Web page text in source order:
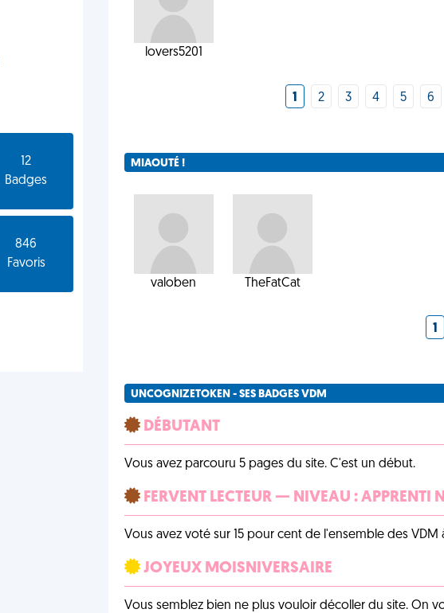
12
Badges
846
Favoris
lovers5201
1 2 3 4 5 6
MIAOUTÉ !
valoben TheFatCat
1
UNCOGNIZETOKEN - SES BADGES VDM
DÉBUTANT
Vous avez parcouru 5 pages du site. C'est un début.
FERVENT LECTEUR — NIVEAU : APPRENTI
Vous avez voté sur 15 pour cent de l'ensemble des VDM
JOYEUX MOISNIVERSAIRE
Vous semblez bien ne plus vouloir décoller du site. On